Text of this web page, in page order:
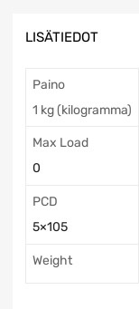
LISÄTIEDOT
Paino
1 kg (kilogramma)
Max Load
0
PCD
5×105
Weight